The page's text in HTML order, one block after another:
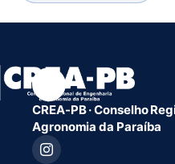
CREA-PB · Conselho
Agronomia da Paraíba